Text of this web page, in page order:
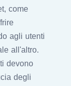
come
agli utenti
all'altro.
devono
degli